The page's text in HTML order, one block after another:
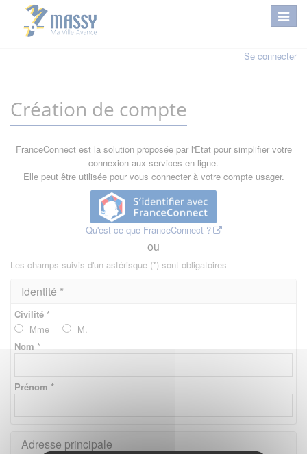
Se connecter
Création de compte
FranceConnect est la solution proposée par l'Etat pour simplifier votre
connexion aux services en ligne.
Elle peut être utilisée pour vous connecter à votre compte usager.
Qu'est-ce que FranceConnect ?
ou
Les champs suivis d'un astérisque (*) sont obligatoires
Identité *
Civilité *
Mme
M.
Nom *
Prénom *
Adresse principale